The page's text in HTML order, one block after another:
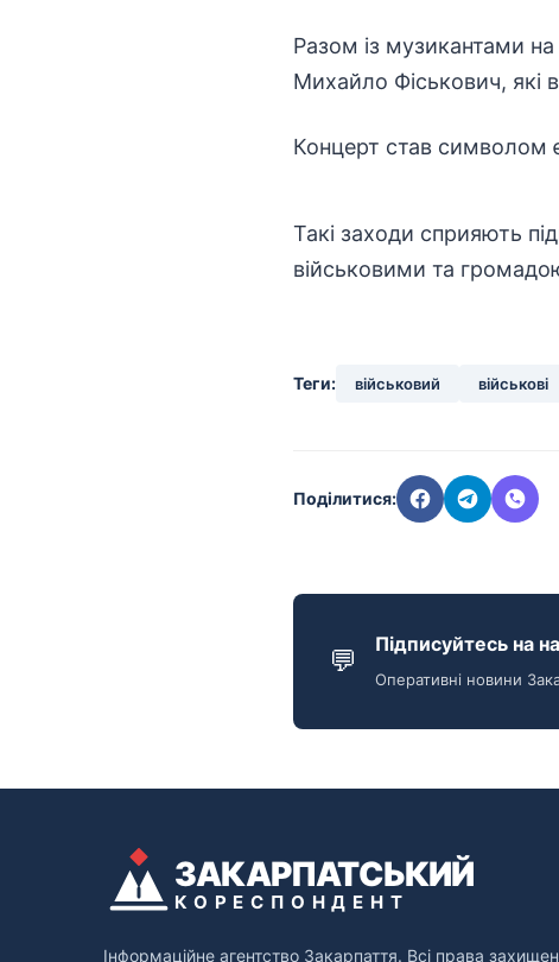
Разом із музикантами
Михайло Фіськович, які
Концерт став символом
Такі заходи сприяють
військовими та
Теги: військовий військові
Поділитися:
💬 Підписуйтесь на
Оперативні новини
ЗАКАРПАТСЬКИЙ
КОРЕСПОНДЕНТ
Інформаційне агентство Закарпаття. Всі права